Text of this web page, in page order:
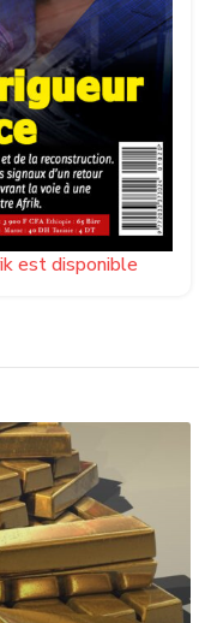
est disponible